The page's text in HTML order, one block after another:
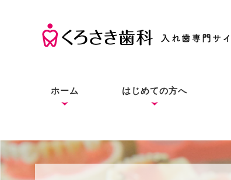
ホーム はじめての方へ